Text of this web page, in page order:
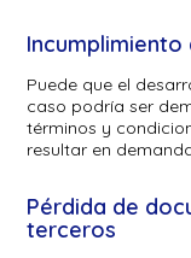
Puede que el
caso podría ser
términos y
resultar en
Pérdida de
terceros